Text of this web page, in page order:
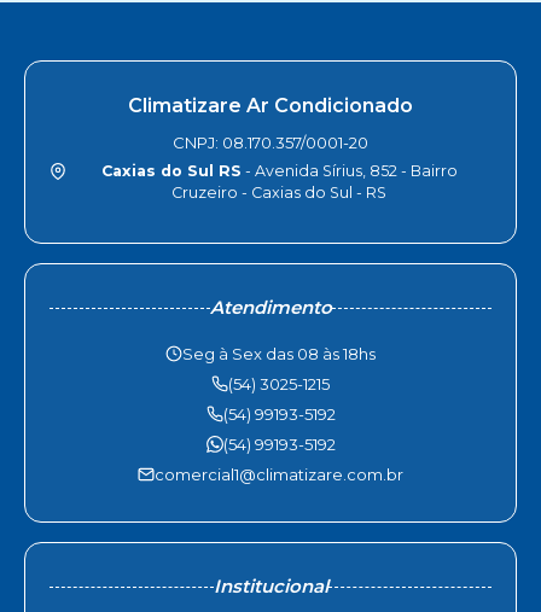
Climatizare Ar Condicionado
CNPJ: 08.170.357/0001-20
Caxias do Sul RS - Avenida Sírius, 852 - Bairro
Cruzeiro - Caxias do Sul - RS
Atendimento
Seg à Sex das 08 às 18hs
(54) 3025-1215
(54) 99193-5192
(54) 99193-5192
comercial1@climatizare.com.br
Institucional